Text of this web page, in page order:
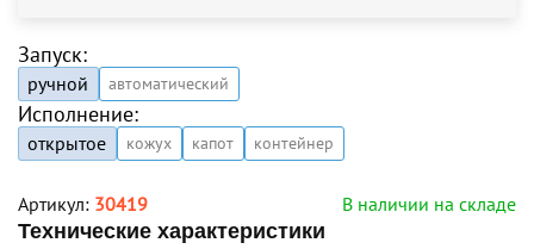
Запуск:
ручной автоматический
Исполнение:
открытое кожух капот контейнер
Артикул: 30419
В наличии на складе
Технические характеристики